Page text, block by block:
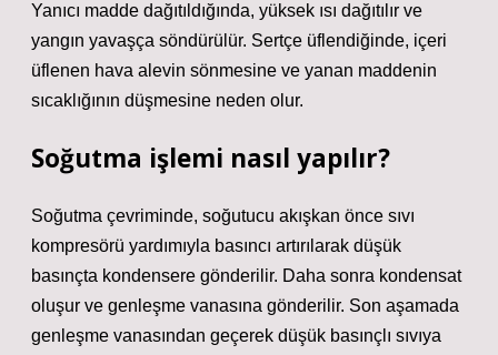
Yanıcı madde dağıtıldığında, yüksek ısı dağıtılır ve
yangın yavaşça söndürülür. Sertçe üflendiğinde, içeri
üflenen hava alevin sönmesine ve yanan maddenin
sıcaklığının düşmesine neden olur.
Soğutma işlemi nasıl yapılır?
Soğutma çevriminde, soğutucu akışkan önce sıvı
kompresörü yardımıyla basıncı artırılarak düşük
basınçta kondensere gönderilir. Daha sonra kondensat
oluşur ve genleşme vanasına gönderilir. Son aşamada
genleşme vanasından geçerek düşük basınçlı sıvıya